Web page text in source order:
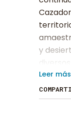
y
Auel
estudió
títulos
Leer más